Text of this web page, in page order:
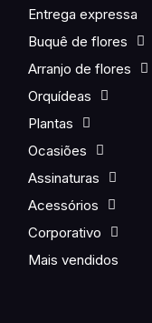
Entrega expressa
Buquê de flores
Arranjo de flores
Orquídeas
Plantas
Ocasiões
Assinaturas
Acessórios
Corporativo
Mais vendidos